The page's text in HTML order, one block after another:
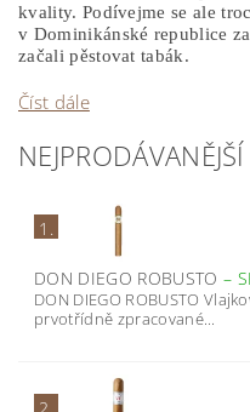
kvality. Podívejme se ale
v Dominikánské republice
začali pěstovat tabák.
Číst dále
NEJPRODÁVANĚJŠÍ
1.
DON DIEGO ROBUSTO –
DON DIEGO ROBUSTO
prvotřídně zpracované...